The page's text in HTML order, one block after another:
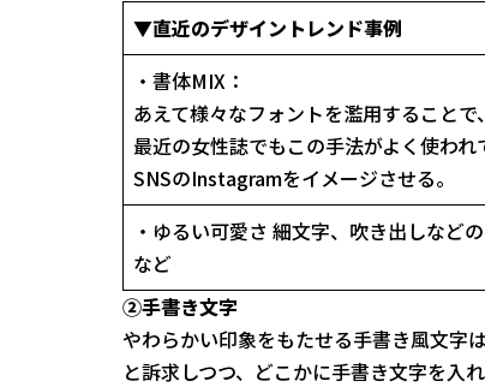
▼直近のデザイントレンド事例
・書体MIX：
あえて様々なフォントを濫用すること
最近の女性誌でもこの手法がよく使わ
SNSのInstagramをイメージさせる。
・ゆるい可愛さ 細文字、吹き出しなど
など
②手書き文字
やわらかい印象をもたせる手書き風文字
と訴求しつつ、どこかに手書き文字を入